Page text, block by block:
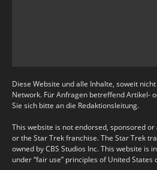
Diese Website und alle Inhalte, soweit
Network. Für Anfragen betreffend Artikel-
Sie sich bitte an die Redaktionsleitung.
This website is not endorsed, sponsored
or the Star Trek franchise. The Star Trek
owned by CBS Studios Inc. This website is
under “fair use” principles of United States